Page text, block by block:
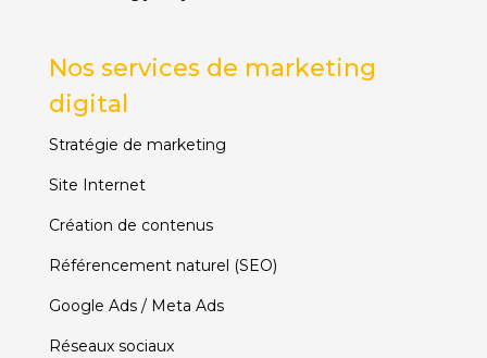
Nos services de marketing
digital
Stratégie de marketing
Site Internet
Création de contenus
Référencement naturel (SEO)
Google Ads / Meta Ads
Réseaux sociaux